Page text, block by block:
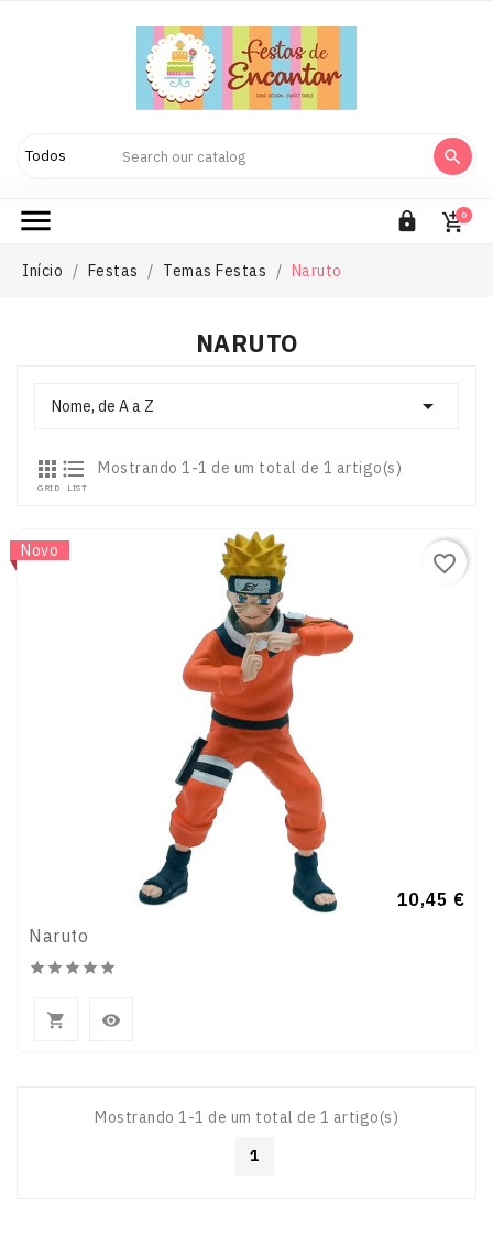

  0
Início Festas Temas Festas Naruto
NARUTO
Nome, de A a Z 

GRID

LIST
Mostrando 1-1 de um total de 1 artigo(s)
Preço
10,45 €
Novo
Naruto

 
favorite_border
Mostrando 1-1 de um total de 1 artigo(s)
1